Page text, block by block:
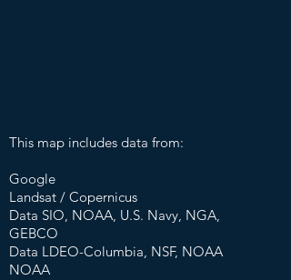
This map includes data from:
Google
Landsat / Copernicus
Data SIO, NOAA, U.S. Navy, NGA,
GEBCO
Data LDEO-Columbia, NSF, NOAA
NOAA